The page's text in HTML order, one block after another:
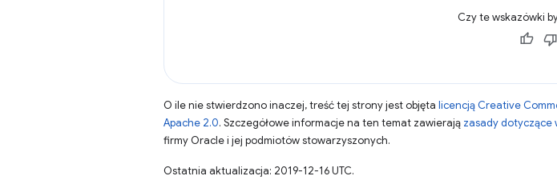
Czy te wskazówki
O ile nie stwierdzono inaczej, treść tej strony jest objęta licencją Creative
Apache 2.0. Szczegółowe informacje na ten temat zawierają zasady dotyczące
firmy Oracle i jej podmiotów stowarzyszonych.
Ostatnia aktualizacja: 2019-12-16 UTC.